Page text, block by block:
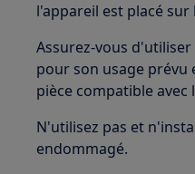
l'appareil est placé sur
Assurez-vous
pour son usage prévu
pièce compatible
N'utilisez pas et
endommagé.